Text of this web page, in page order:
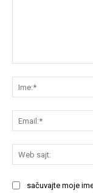
sačuvajte moje